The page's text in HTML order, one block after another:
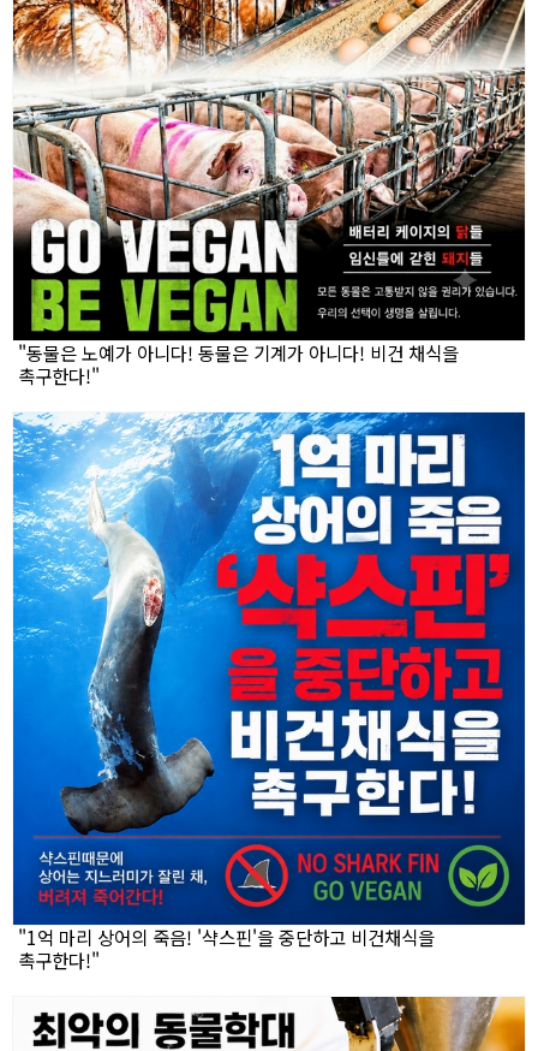
"동물은 노예가 아니다! 동물은 기계가 아니다! 비건 채식을
촉구한다!"
"1억 마리 상어의 죽음! '샥스핀'을 중단하고 비건채식을
촉구한다!"